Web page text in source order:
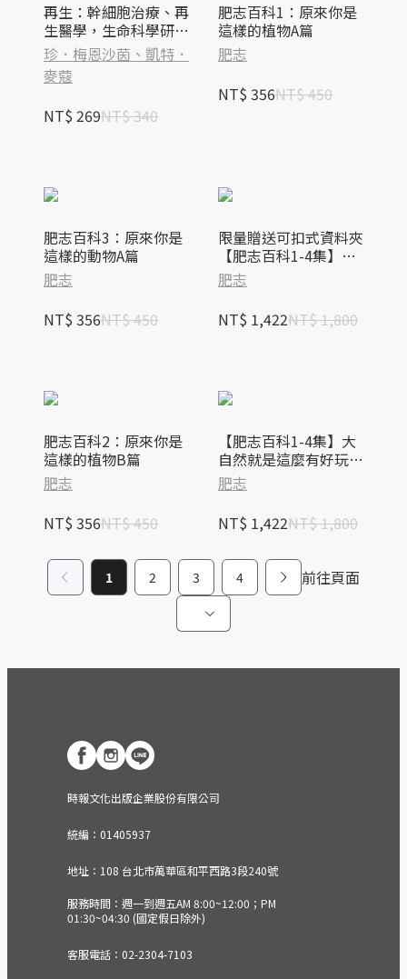
再生：幹細胞治療、再
生醫學，生命科學研究
新趨勢
珍．梅恩沙茵、凱特．
麥蔻
NT$ 269NT$ 340
肥志百科1：原來你是
這樣的植物A篇
肥志
NT$ 356NT$ 450
肥志百科3：原來你是
這樣的動物A篇
肥志
NT$ 356NT$ 450
限量贈送可扣式資料夾
【肥志百科1-4集】大
自然就是這麼有好玩套
書組：原來你是這樣的
動
肥志
NT$ 1,422NT$ 1,800
肥志百科2：原來你是
這樣的植物B篇
肥志
NT$ 356NT$ 450
【肥志百科1-4集】大
自然就是這麼有好玩套
書組：原來你是這樣的
動物與植物！
肥志
NT$ 1,422NT$ 1,800
1 2 3 4 前往頁面
時報文化出版企業股份有限公司
統編：01405937
地址：108 台北市萬華區和平西路3段240號
服務時間：週一到週五AM 8:00~12:00；PM
01:30~04:30 (國定假日除外)
客服電話：02-2304-7103